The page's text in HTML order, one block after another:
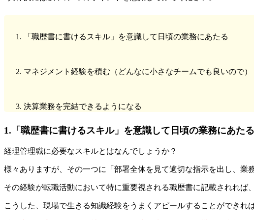
「職歴書に書けるスキル」を意識して日頃の業務にあたる
マネジメント経験を積む（どんなに小さなチームでも良いので）
決算業務を完結できるようになる
1.「職歴書に書けるスキル」を意識して日頃の業務にあたる
経理管理職に必要なスキルとはなんでしょうか？
様々ありますが、その一つに「部署全体を見て適切な指示を出し、業
その経験が転職活動において特に重要視される職歴書に記載されれば
こうした、現場で生きる知識経験をうまくアピールすることができ